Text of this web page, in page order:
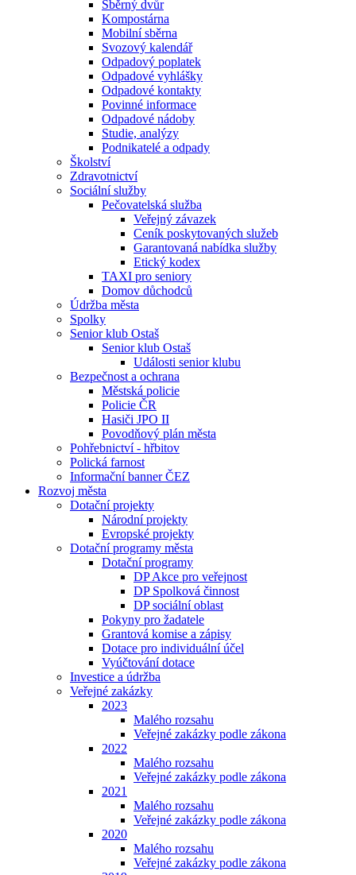
Sběrný dvůr
Kompostárna
Mobilní sběrna
Svozový kalendář
Odpadový poplatek
Odpadové vyhlášky
Odpadové kontakty
Povinné informace
Odpadové nádoby
Studie, analýzy
Podnikatelé a odpady
Školství
Zdravotnictví
Sociální služby
Pečovatelská služba
Veřejný závazek
Ceník poskytovaných služeb
Garantovaná nabídka služby
Etický kodex
TAXI pro seniory
Domov důchodců
Údržba města
Spolky
Senior klub Ostaš
Senior klub Ostaš
Události senior klubu
Bezpečnost a ochrana
Městská policie
Policie ČR
Hasiči JPO II
Povodňový plán města
Pohřebnictví - hřbitov
Polická farnost
Informační banner ČEZ
Rozvoj města
Dotační projekty
Národní projekty
Evropské projekty
Dotační programy města
Dotační programy
DP Akce pro veřejnost
DP Spolková činnost
DP sociální oblast
Pokyny pro žadatele
Grantová komise a zápisy
Dotace pro individuální účel
Vyúčtování dotace
Investice a údržba
Veřejné zakázky
2023
Malého rozsahu
Veřejné zakázky podle zákona
2022
Malého rozsahu
Veřejné zakázky podle zákona
2021
Malého rozsahu
Veřejné zakázky podle zákona
2020
Malého rozsahu
Veřejné zakázky podle zákona